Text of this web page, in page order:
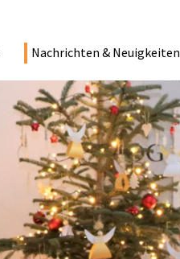
Nachrichten & Neuigkeiten